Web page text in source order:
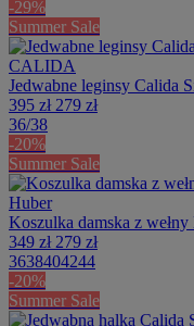
-29%
Summer Sale
CALIDA
Jedwabne leginsy Calida
395 zł 279 zł
36/38
-20%
Summer Sale
Huber
Koszulka damska z
349 zł 279 zł
3638404244
-20%
Summer Sale